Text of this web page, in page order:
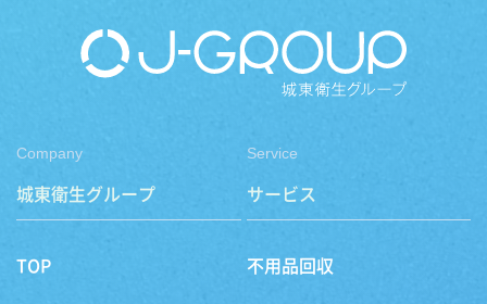
Company
城東衛生グループ
TOP
Service
サービス
不用品回収